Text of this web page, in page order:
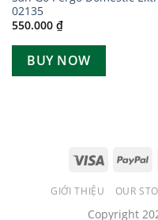
02135
550.000 ₫
BUY NOW
GIỚI THIỆU OUR
Copyright